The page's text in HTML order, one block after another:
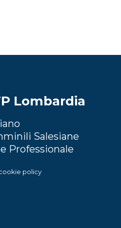
Lombardia
Salesiane
Professionale
policy